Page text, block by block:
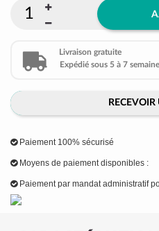
Livraison gratuite
Expédié sous 5 à 7
Paiement 100% sécurisé
Moyens de paiement disponibles :
Paiement par mandat administratif